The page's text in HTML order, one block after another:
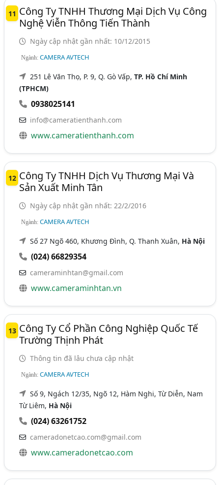
11 Công Ty TNHH Thương Mại Dịch Vụ Công
Nghệ Viễn Thông Tiến Thành
Ngày cập nhật gần nhất: 10/12/2015
Ngành:CAMERA AVTECH
251 Lê Văn Thọ, P. 9, Q. Gò Vấp,TP. Hồ Chí Minh
(TPHCM)
0938025141
info@cameratienthanh.com
www.cameratienthanh.com
12 Công Ty TNHH Dịch Vụ Thương Mại Và
Sản Xuất Minh Tân
Ngày cập nhật gần nhất: 22/2/2016
Ngành:CAMERA AVTECH
Số 27 Ngõ 460, Khương Đình, Q. Thanh Xuân, Hà Nội
(024) 66829354
cameraminhtan@gmail.com
www.cameraminhtan.vn
13 Công Ty Cổ Phần Công Nghiệp Quốc Tế
Trường Thịnh Phát
Thông tin đã lâu chưa cập nhật
Ngành:CAMERA AVTECH
Số 9, Ngách 12/35, Ngõ 12, Hàm Nghi, Từ Diễn, Nam
Từ Liêm, Hà Nội
(024) 63261752
cameradonetcao.com@gmail.com
www.cameradonetcao.com